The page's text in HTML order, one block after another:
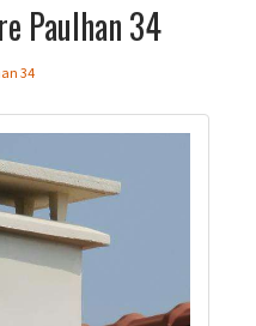
Paulhan 34
34